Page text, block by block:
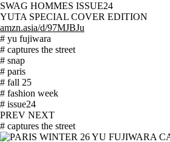
SWAG HOMMES ISSUE24
YUTA SPECIAL COVER EDITION
amzn.asia/d/97MJBJu
# yu fujiwara
# captures the street
# snap
# paris
# fall 25
# fashion week
# issue24
PREV NEXT
# captures the street